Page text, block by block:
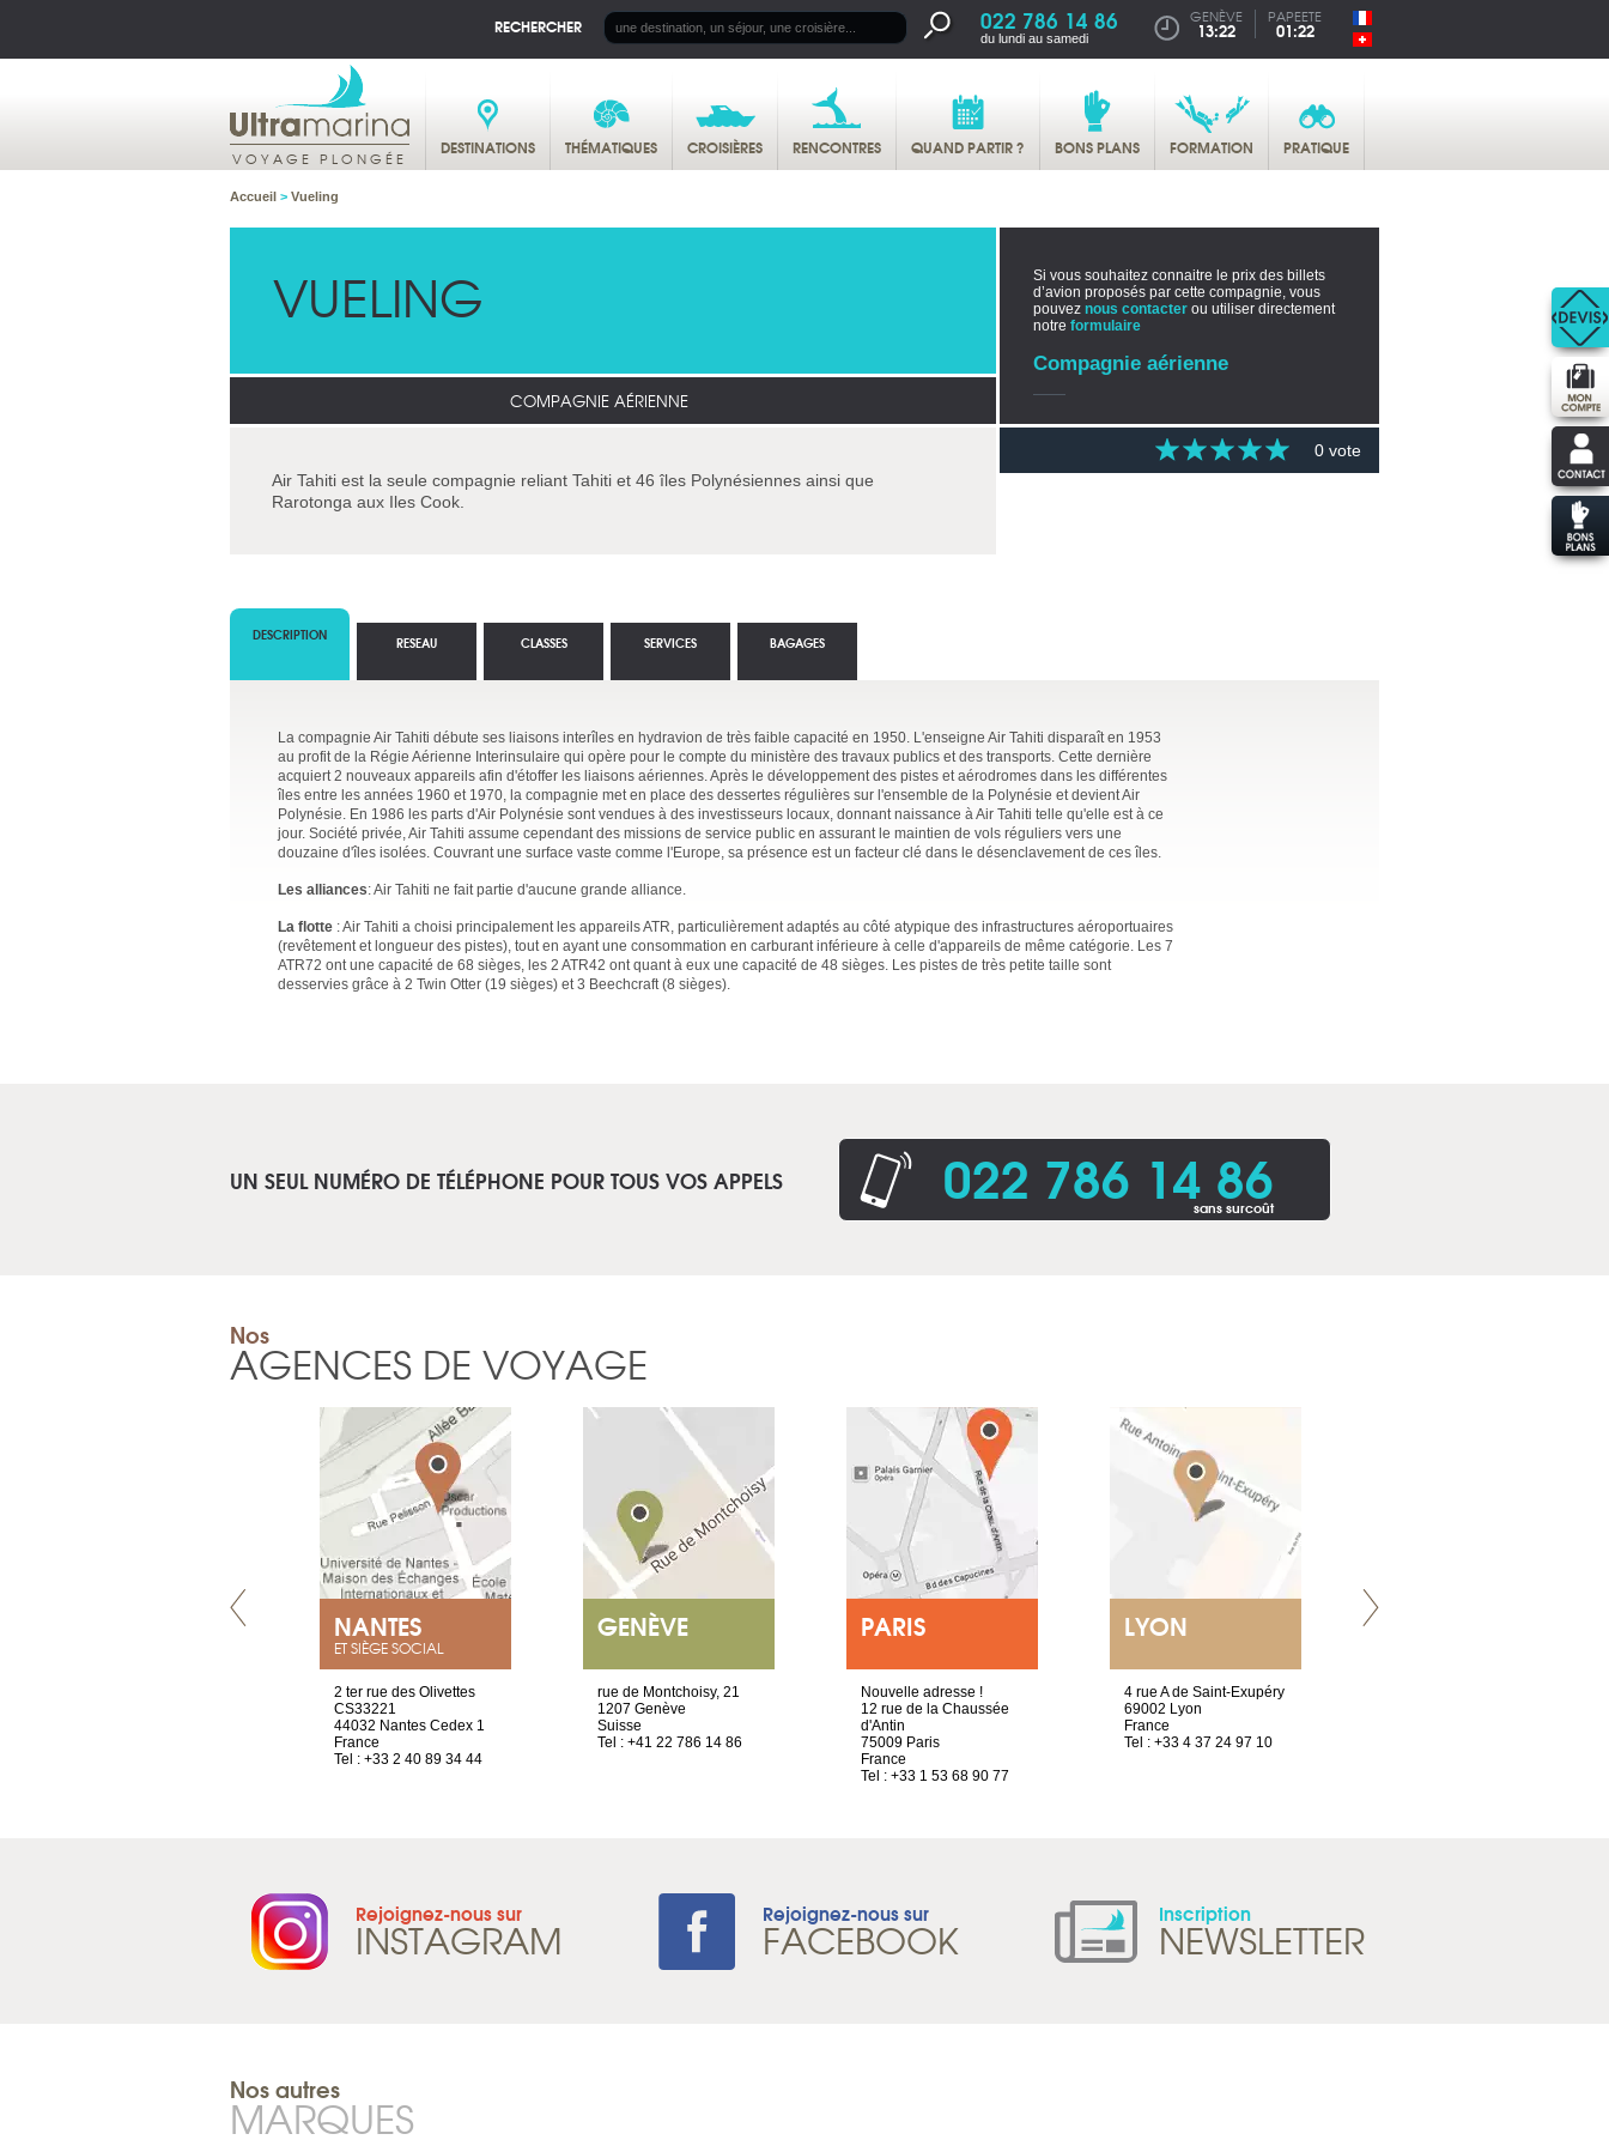
RECHERCHER 022 786 14 86
du lundi au samedi
GENÈVE
13:22
PAPEETE
01:22
VOYAGE PLONGÉE DESTINATIONS THÉMATIQUES CROISIÈRES RENCONTRES QUAND PARTIR ? BONS PLANS FORMATION PRATIQUE
Accueil > Vueling
VUELING
COMPAGNIE AÉRIENNE
Si vous souhaitez connaitre le prix des billets
d’avion proposés par cette compagnie, vous
pouvez nous contacter ou utiliser directement
notre formulaire
Compagnie aérienne
Air Tahiti est la seule compagnie reliant Tahiti et 46 îles Polynésiennes ainsi que
Rarotonga aux Iles Cook.
0 vote
DESCRIPTION
La compagnie Air Tahiti débute ses liaisons interîles en hydravion de très faible capacité en 1950. L'enseigne Air Tahiti disparaît en 1953
au profit de la Régie Aérienne Interinsulaire qui opère pour le compte du ministère des travaux publics et des transports. Cette dernière
acquiert 2 nouveaux appareils afin d'étoffer les liaisons aériennes. Après le développement des pistes et aérodromes dans les différentes
îles entre les années 1960 et 1970, la compagnie met en place des dessertes régulières sur l'ensemble de la Polynésie et devient Air
Polynésie. En 1986 les parts d'Air Polynésie sont vendues à des investisseurs locaux, donnant naissance à Air Tahiti telle qu'elle est à ce
jour. Société privée, Air Tahiti assume cependant des missions de service public en assurant le maintien de vols réguliers vers une
douzaine d'îles isolées. Couvrant une surface vaste comme l'Europe, sa présence est un facteur clé dans le désenclavement de ces îles.
Les alliances: Air Tahiti ne fait partie d'aucune grande alliance.
La flotte : Air Tahiti a choisi principalement les appareils ATR, particulièrement adaptés au côté atypique des infrastructures aéroportuaires
(revêtement et longueur des pistes), tout en ayant une consommation en carburant inférieure à celle d'appareils de même catégorie. Les 7
ATR72 ont une capacité de 68 sièges, les 2 ATR42 ont quant à eux une capacité de 48 sièges. Les pistes de très petite taille sont
desservies grâce à 2 Twin Otter (19 sièges) et 3 Beechcraft (8 sièges).
RESEAU CLASSES SERVICES BAGAGES
UN SEUL NUMÉRO DE TÉLÉPHONE POUR TOUS VOS APPELS 022 786 14 86
sans surcoût
Nos
AGENCES DE VOYAGE
NANTES
ET SIÈGE SOCIAL
2 ter rue des Olivettes
CS33221
44032 Nantes Cedex 1
France
Tel : +33 2 40 89 34 44
GENÈVE
rue de Montchoisy, 21
1207 Genève
Suisse
Tel : +41 22 786 14 86
PARIS
Nouvelle adresse !
12 rue de la Chaussée
d'Antin
75009 Paris
France
Tel : +33 1 53 68 90 77
LYON
4 rue A de Saint-Exupéry
69002 Lyon
France
Tel : +33 4 37 24 97 10
Rejoignez-nous sur
INSTAGRAM Rejoignez-nous sur
FACEBOOK Inscription
NEWSLETTER
Nos autres
MARQUES